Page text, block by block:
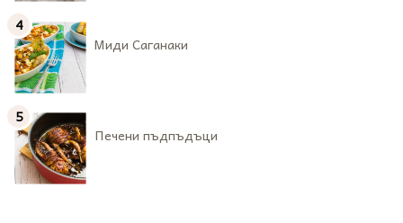
Миди Саганаки
Печени пъдпъдъци